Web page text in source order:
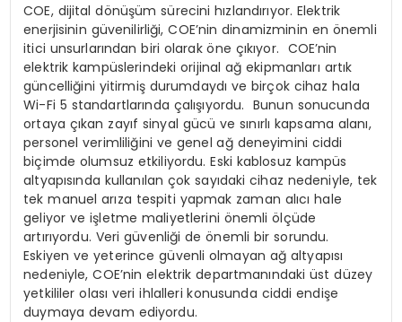
COE, dijital dönüşüm sürecini hızlandırıyor. Elektrik
enerjisinin güvenilirliği, COE’nin dinamizminin en önemli
itici unsurlarından biri olarak öne çıkıyor. COE’nin
elektrik kampüslerindeki orijinal ağ ekipmanları artık
güncelliğini yitirmiş durumdaydı ve birçok cihaz hala
Wi-Fi 5 standartlarında çalışıyordu. Bunun sonucunda
ortaya çıkan zayıf sinyal gücü ve sınırlı kapsama alanı,
personel verimliliğini ve genel ağ deneyimini ciddi
biçimde olumsuz etkiliyordu. Eski kablosuz kampüs
altyapısında kullanılan çok sayıdaki cihaz nedeniyle, tek
tek manuel arıza tespiti yapmak zaman alıcı hale
geliyor ve işletme maliyetlerini önemli ölçüde
artırıyordu. Veri güvenliği de önemli bir sorundu.
Eskiyen ve yeterince güvenli olmayan ağ altyapısı
nedeniyle, COE’nin elektrik departmanındaki üst düzey
yetkililer olası veri ihlalleri konusunda ciddi endişe
duymaya devam ediyordu.